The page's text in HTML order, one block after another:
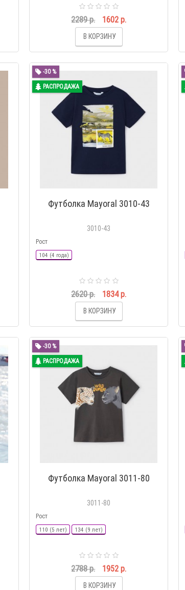
2289 р. 1602 р.
В КОРЗИНУ
-30 %
РАСПРОДАЖА
Футболка Mayoral 3010-43
3010-43
Рост
104 (4 года)
2620 р. 1834 р.
В КОРЗИНУ
-30 %
РАСПРОДАЖА
Футболка Mayoral 3011-80
3011-80
Рост
110 (5 лет) 134 (9 лет)
2788 р. 1952 р.
В КОРЗИНУ